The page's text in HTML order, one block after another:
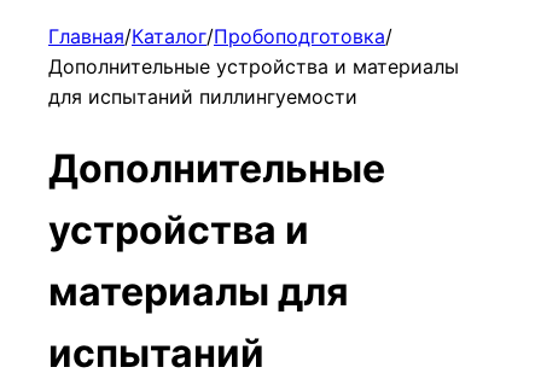
Главная/Каталог/Пробоподготовка/
Дополнительные устройства и материалы
для испытаний пиллингуемости
Дополнительные
устройства и
материалы для
испытаний